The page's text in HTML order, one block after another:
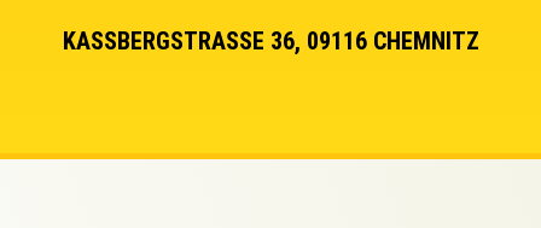
KASSBERGSTRASSE 36, 09116 CHEMNITZ